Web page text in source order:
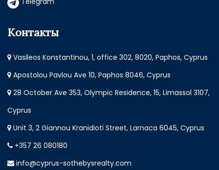
Контакты
Vasileos Konstantinou, 1, office 302, 8020, Paphos, Cyprus
Apostolou Pavlou Ave 10, Paphos 8046, Cyprus
28 October Ave 353, Olympic Residence, 15, Limassol 3107,
Cyprus
Unit 3, 2 Giannou Kranidioti Street, Larnaca 6045, Cyprus
+357 26 080180
info@cyprus-sothebysrealty.com